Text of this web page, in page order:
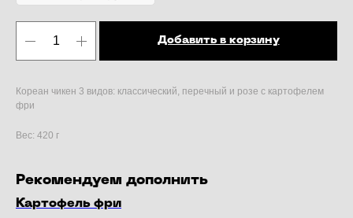
Добавить в корзину
Кореан чикен 3 видов: классический, перечный и розе с картофелем
фри
Вес: 420 г
Рекомендуем дополнить
Картофель фри